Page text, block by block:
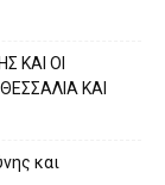
ΚΑΙ ΟΙ
ΚΑΙ
και